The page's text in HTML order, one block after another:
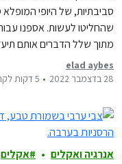
סביבתיות, של היופי
שהחליטו לעשות. אספנו
מתוך שלל הדברים אותם
השראה ולחוש תקווה
וכדור הארץ.
elad aybes
28 בדצמבר 2022
5 דקות לקריאה
אנרגיה ואקלים אקלים